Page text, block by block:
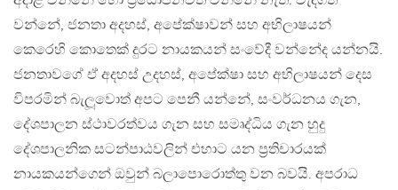
වන්නේ, ජනතා අදහස්, අපේක්ෂාවන් සහ අභිලාෂයන්
කෙරෙහි කොතෙක් දුරට නායකයන් සංවේදී වන්නේද යන්නයි.
ජනතාවගේ ඒ අදහස් උදහස්, අපේක්ෂා සහ අභිලාෂයන් දෙස
විපරමින් බැලූවොත් අපට පෙනී යන්නේ, සංවර්ධනය ගැන,
දේශපාලන ස්ථාවරත්වය ගැන සහ සමෘද්ධිය ගැන හුදු
දේශපාලනික සටන්පාඨවලින් එහාට යන ප‍්‍රතිචාරයක්
නායකයන්ගෙන් ඔවුන් බලාපොරොත්තු වන බවයි. අපරාධ